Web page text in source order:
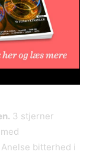
i smagen. Pæn
90
3 stjerner
bitterhed i